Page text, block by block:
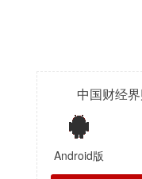
中国财经
Android版